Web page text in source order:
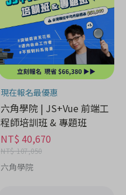
現在報名最優惠
六角學院 | JS+Vue 前端工
程師培訓班 & 專題班
NT$ 40,670
NT$ 107,050
六角學院